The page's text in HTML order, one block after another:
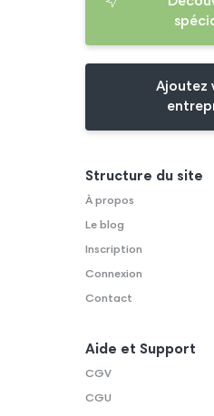
Ajoutez
Structure du site
À propos
Le blog
Inscription
Connexion
Contact
Aide et Support
CGV
CGU